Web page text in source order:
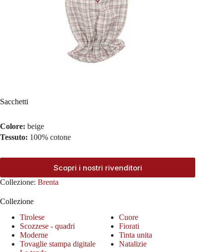
Sacchetti
Colore: beige
Tessuto: 100% cotone
Scopri i nostri rivenditori
Collezione: Brenta
Collezione
Tirolese
Cuore
Scozzese - quadri
Fiorati
Moderne
Tinta unita
Tovaglie stampa digitale
Natalizie